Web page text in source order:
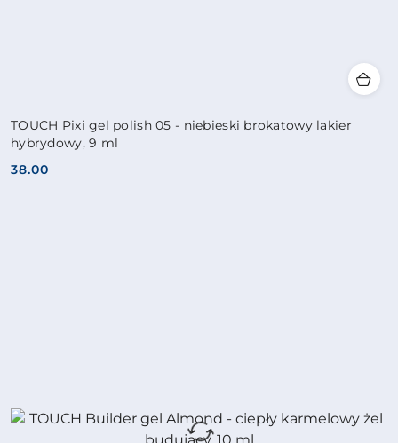
TOUCH Pixi gel polish 05 - niebieski brokatowy lakier
hybrydowy, 9 ml
Cena:
38.00